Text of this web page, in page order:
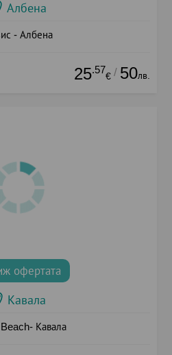
Албена
- Албена
25.57
€ / 50лв.
офертата
Кавала
Кавала